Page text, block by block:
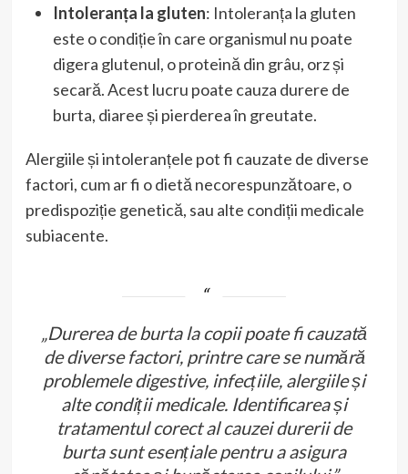
Intoleranța la gluten: Intoleranța la gluten
este o condiție în care organismul nu poate
digera glutenul, o proteină din grâu, orz și
secară. Acest lucru poate cauza durere de
burta, diaree și pierderea în greutate.
Alergiile și intoleranțele pot fi cauzate de diverse
factori, cum ar fi o dietă necorespunzătoare, o
predispoziție genetică, sau alte condiții medicale
subiacente.
„Durerea de burta la copii poate fi cauzată
de diverse factori, printre care se numără
problemele digestive, infecțiile, alergiile și
alte condiții medicale. Identificarea și
tratamentul corect al cauzei durerii de
burta sunt esențiale pentru a asigura